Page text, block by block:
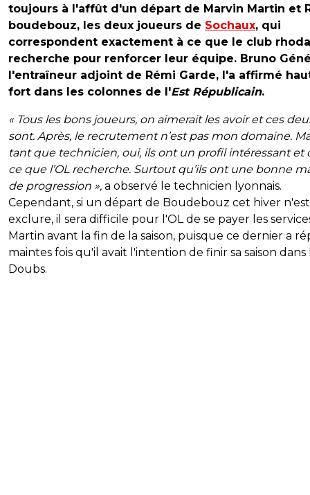
toujours à l'affût d'un départ de Marvin Martin et
boudebouz, les deux joueurs de Sochaux, qui
correspondent exactement à ce que le club
recherche pour renforcer leur équipe. Bruno
l'entraîneur adjoint de Rémi Garde, l'a affirmé
fort dans les colonnes de l'Est Républicain.
« Tous les bons joueurs, on aimerait les avoir et ces
sont. Après, le recrutement n’est pas mon domaine.
tant que technicien, oui, ils ont un profil intéressant et
ce que l’OL recherche. Surtout qu’ils ont une bonne
de progression », a observé le technicien lyonnais.
Cependant, si un départ de Boudebouz cet hiver n'est
exclure, il sera difficile pour l'OL de se payer les
Martin avant la fin de la saison, puisque ce dernier a
maintes fois qu'il avait l'intention de finir sa saison dans
Doubs.